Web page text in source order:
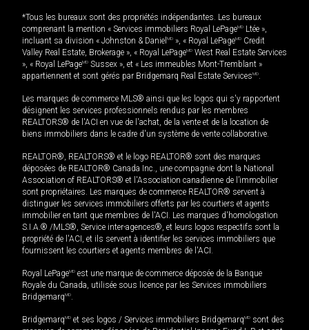
*Tous les bureaux sont des propriétés indépendantes. Les bureaux
comprenant la mention « Services immobiliers Royal LePageMD Ltée »,
incluant sa division « Johnston & Daniel MD », « Royal LePageMD Credit
Valley Real Estate, Brokerage », « Royal LePageMD West Real Estate Services
», « Royal LePageMD Sussex », et « Les immeubles Mont-Tremblant »
appartiennent et sont gérés par Bridgemarq Real Estate ServicesMD.
Les marques de commerce MLS® ainsi que les logos qui s'y rapportent
désignent les services professionnels rendus par les membres
REALTORS® de l'ACI en vue de l'achat, de la vente et de la location de
biens immobiliers dans le cadre d'un système de vente collaborative.
REALTOR®, REALTORS® et le logo REALTOR® sont des marques
déposées de REALTOR® Canada Inc., une compagnie dont la National
Association of REALTORS® et l'Association canadienne de l’immobilier
sont propriétaires. Les marques de commerce REALTOR® servent à
distinguer les services immobiliers offerts par les courtiers et agents
immobilier en tant que membres de l'ACI. Les marques d'homologation
S.I.A.® /MLS®, Service inter-agences®, et leurs logos respectifs sont la
propriété de l'ACI, et ils servent à identifier les services immobiliers que
fournissent les courtiers et agents membres de l'ACI.
Royal LePageMD est une marque de commerce déposée de la Banque
Royale du Canada, utilisée sous licence par les Services immobiliers
BridgemarqMD.
BridgemarqMD et ses logos / Services immobiliers BridgemarqMD sont des